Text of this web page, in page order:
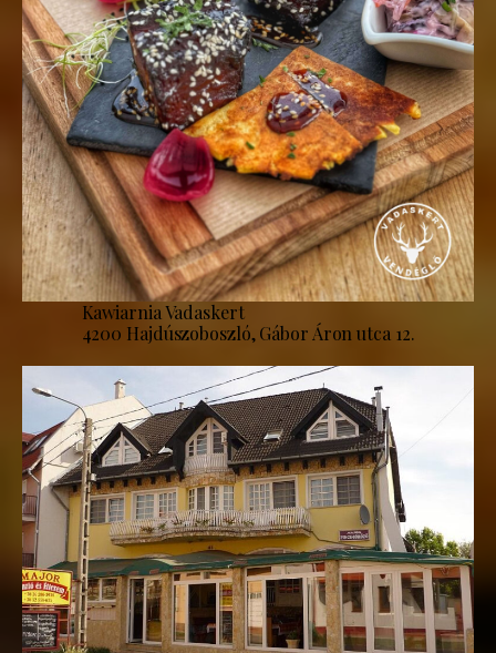
Kawiarnia Vadaskert
4200 Hajdúszoboszló, Gábor Áron utca 12.